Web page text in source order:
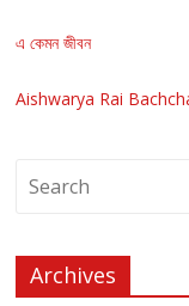
এ কেমন জীবন
Aishwarya Rai
Archives